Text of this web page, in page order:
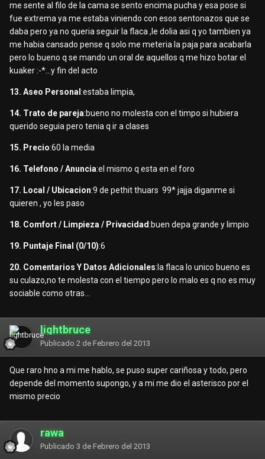
me sente al filo de la cama se sento encima pucha y esa pose si
fue extrema ya me estaba viniendo con esos sentonazos que se
daba pero ya no queria seguir la flaca ,le dolia asi q yo tambien ya
me habia cansado pense q solo me meteria la paja para acabarla
pero lo bueno q se mando un oral de aquellos q me hizo botar el
kuaker :-*...y fin del acto
13. Aseo Personal :estaba limpia,
14. Trato de pareja:bueno no molesta con el timpo si hubiera
querido seguia pero tenia q ir a clases
15. Precio:60 la media
16. Telefono / Anuncia:el mismo q esta en el foro
17. Local / Ubicacion:9 de pethit thuars 99* jajja diganme si
quieren , yo les paso
18. Comfort / Limpieza / Privacidad:buen depa grande y limpio
19. Puntaje Final (0/10):6
20. Comentarios Y Datos Adicionales:la flaca lo unico bueno es
su culazo,no te molesta con el tiempo pero lo malo es q no es muy
sociable como otras...
lightbruce
Publicado 2 de Febrero del 2013
Que raro hno a mi me hablo, se puso super cariñosa y todo, pero
depende del momento supongo, y a mi me dio el asterisco por el
mismo precio
rawa
Publicado 3 de Febrero del 2013